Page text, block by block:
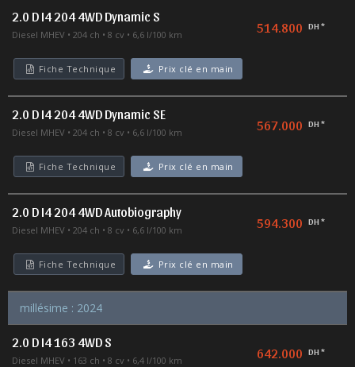
2.0 D I4 204 4WD Dynamic S
Diesel MHEV 204 ch 8 cv 6,6 l/100 km 514.800 DH *
Fiche Technique Prix clé en main
2.0 D I4 204 4WD Dynamic SE
Diesel MHEV 204 ch 8 cv 6,6 l/100 km 567.000 DH *
Fiche Technique Prix clé en main
2.0 D I4 204 4WD Autobiography
Diesel MHEV 204 ch 8 cv 6,6 l/100 km 594.300 DH *
Fiche Technique Prix clé en main
millésime : 2024
2.0 D I4 163 4WD S
Diesel MHEV 163 ch 8 cv 6,4 l/100 km 642.000 DH *